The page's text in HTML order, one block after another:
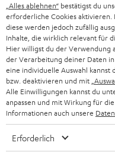
BLUETOOTH-LAUTSPRECHER
KOPFHÖRER
BLUETOOTH-KOPFHÖRER
STEREOANLAGEN
LAUTSPRECHER
ULTIMA-SERIE
PARTNERPROGRAMM
BLOG
NEWSLETTER
STORES
DEINE VORTEILE BEI TEUFEL
SCHWEIZ
NIEDERLANDE
BELGIEN
FRANKREICH
POLEN
„Alles ablehnen“ bestätigst du
erforderliche Cookies aktivieren.
diese werden jedoch zufällig
Inhalte, die wirklich relevant für
Hier willigst du der Verwendung
der Verarbeitung deiner Daten in
eine individuelle Auswahl kannst
bzw. deaktivieren und mit
Alle Einwilligungen kannst du
anpassen und mit Wirkung für
Informationen auch unsere
Erforderlich